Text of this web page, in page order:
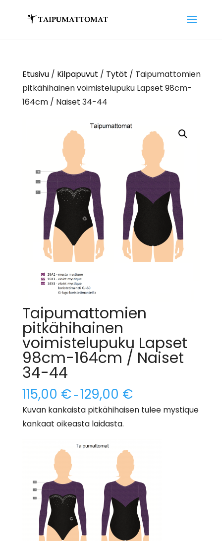
Etusivu/ Kilpapuvut / Tytöt / Taipumattomien
pitkähihainen voimistelupuku Lapset 98cm-
164cm / Naiset 34-44
Taipumattomien
pitkähihainen
voimistelupuku Lapset
98cm-164cm / Naiset
34-44
115,00 € – 129,00 €
Kuvan kankaista pitkähihaisen tulee mystique
kankaat oikeasta laidasta.